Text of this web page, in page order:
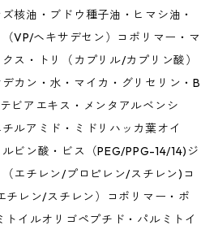
核油・ブドウ種子油・ヒマシ油・
VP/ヘキサデセン）コポリマー・マ
ス・トリ（カプリル/カプリン酸）
カン・水・マイカ・グリセリン・B
ビアエキス・メンタアルベンシ
ルアミド・ミドリハッカ葉オイ
ビン酸・ビス（PEG/PPG-14/14)ジ
エチレン/プロピレン/スチレン)コ
チレン/スチレン）コポリマー・ポ
イルオリゴペプチド・パルミトイ